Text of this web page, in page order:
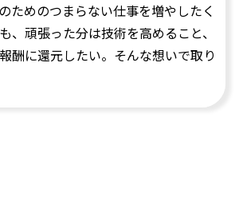
ためのつまらない仕事を増やしたく
、頑張った分は技術を高めること、
酬に還元したい。そんな想いで取り